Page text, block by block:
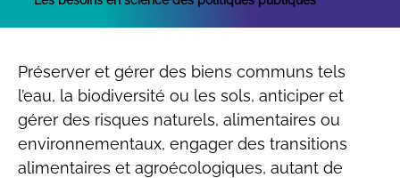
Préserver et gérer des biens communs tels
l’eau, la biodiversité ou les sols, anticiper et
gérer des risques naturels, alimentaires ou
environnementaux, engager des transitions
alimentaires et agroécologiques, autant de